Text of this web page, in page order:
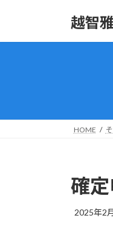
ッ
移
越智
HOME
確
2025年2